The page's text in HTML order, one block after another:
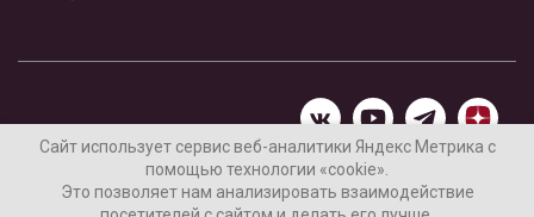
Материалы предоставлены редакцией Интернет-газеты
«Ваши новости»
Сайт использует сервис веб-аналитики Яндекс Метрика с
помощью технологии «cookie».
Это позволяет нам анализировать взаимодействие